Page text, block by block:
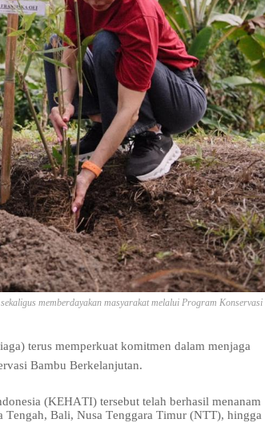
memberdayakan masyarakat melalui Program Konservasi
terus memperkuat komitmen dalam menjaga
Bambu Berkelanjutan.
(KEHATI) tersebut telah berhasil menanam
Bali, Nusa Tenggara Timur (NTT), hingga